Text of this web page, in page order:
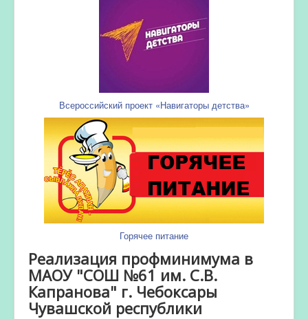
Всероссийский проект «Навигаторы детства»
Горячее питание
Реализация профминимума в
МАОУ "СОШ №61 им. С.В.
Капранова" г. Чебоксары
Чувашской республики